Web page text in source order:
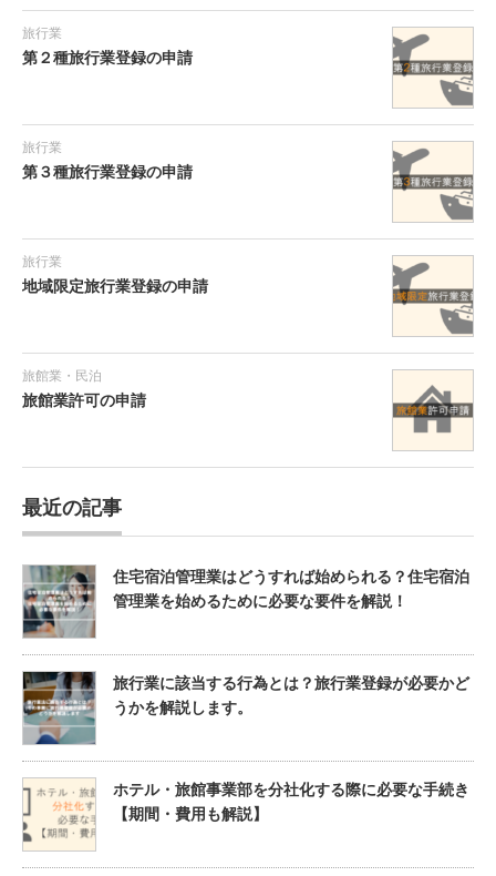
旅行業
第２種旅行業登録の申請
旅行業
第３種旅行業登録の申請
旅行業
地域限定旅行業登録の申請
旅館業・民泊
旅館業許可の申請
最近の記事
住宅宿泊管理業はどうすれば始められる？住宅宿泊
管理業を始めるために必要な要件を解説！
旅行業に該当する行為とは？旅行業登録が必要かど
うかを解説します。
ホテル・旅館事業部を分社化する際に必要な手続き
【期間・費用も解説】